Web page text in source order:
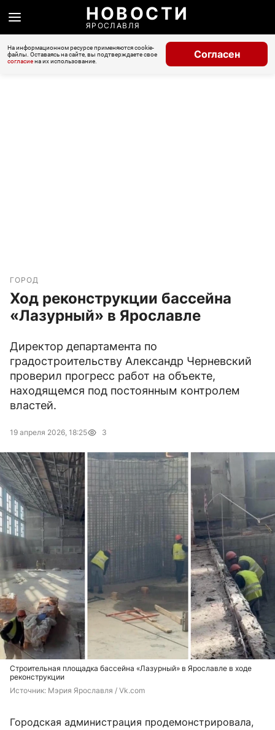
НОВОСТИ
ЯРОСЛАВЛЯ
На информационном ресурсе применяются cookie-
файлы. Оставаясь на сайте, вы подтверждаете свое
согласиена их использование.
Согласен
ГОРОД
Ход реконструкции бассейна
«Лазурный» в Ярославле
Директор департамента по
градостроительству Александр Черневский
проверил прогресс работ на объекте,
находящемся под постоянным контролем
властей.
19 апреля 2026, 18:25 3
Строительная площадка бассейна «Лазурный» в Ярославле в ходе
реконструкции
Источник: Мэрия Ярославля / Vk.com
Городская администрация продемонстрировала,